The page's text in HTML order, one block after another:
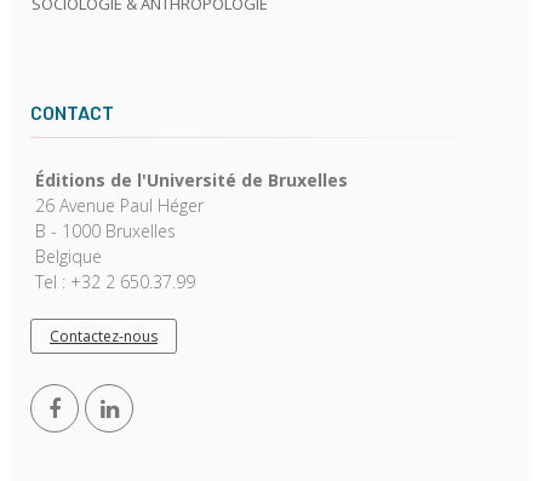
CONTACT
Éditions de l'Université de Bruxelles
26 Avenue Paul Héger
B - 1000 Bruxelles
Belgique
Tel : +32 2 650.37.99
Contactez-nous